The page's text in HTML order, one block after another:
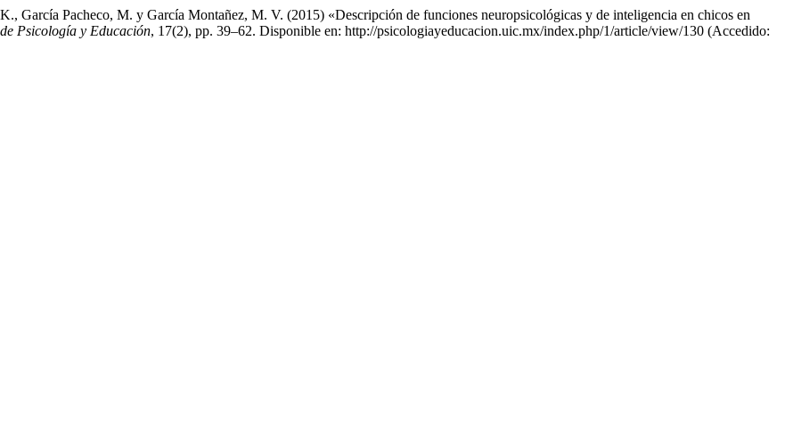
García Pacheco, M. y García Montañez, M. V. (2015) «Descripción de funciones neuropsicológicas y de inteligencia en chicos en
Psicología y Educación, 17(2), pp. 39–62. Disponible en: http://psicologiayeducacion.uic.mx/index.php/1/article/view/130 (Accedido: